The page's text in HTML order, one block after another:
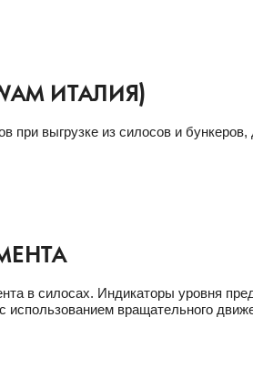
ИТАЛИЯ)
при выгрузке из силосов и
в силосах. Индикаторы уровня
вращательного